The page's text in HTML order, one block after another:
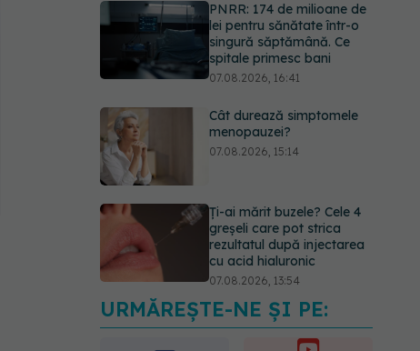
PNRR: 174 de milioane de
lei pentru sănătate într-o
singură săptămână. Ce
spitale primesc bani
07.08.2026, 16:41
Cât durează simptomele
menopauzei?
07.08.2026, 15:14
Ți-ai mărit buzele? Cele 4
greșeli care pot strica
rezultatul după injectarea
cu acid hialuronic
07.08.2026, 13:54
Testul din deget care ar
putea indica riscul pentru 8
URMĂREȘTE-NE ȘI PE: